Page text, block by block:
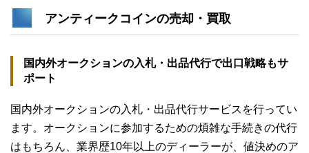
アンティークコインの売却・買取
国内外オークションの入札・出品代行で出口戦略もサ
ポート
国内外オークションの入札・出品代行サービスを行ってい
ます。オークションに参加するための煩雑な手続きの代行
はもちろん、業界歴10年以上のディーラーが、値決めのア